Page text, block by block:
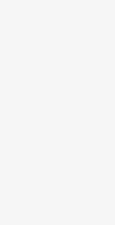
대
주소 (본원) 대구광역시 수성
EMAIL
COPYRIGHT (C) 2017 LINE